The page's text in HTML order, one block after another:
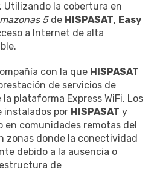
. Utilizando la cobertura en
5de HISPASAT, Easy
a Internet de alta
con la que HISPASAT
de servicios de
plataforma Express WiFi. Los
instalados por HISPASAT y
en comunidades remotas del
zonas donde la conectividad
debido a la ausencia o
de